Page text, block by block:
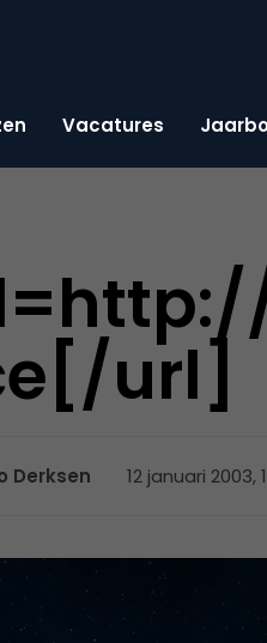
Vacatures
url]
Derksen 12 januari 2003,